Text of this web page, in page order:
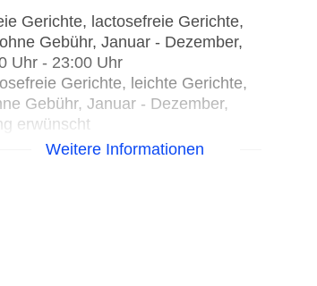
Gerichte, lactosefreie Gerichte,
Gebühr, Januar - Dezember,
Uhr - 23:00 Uhr
Gerichte, leichte Gerichte,
Gebühr, Januar - Dezember,
erwünscht
lactosefreie Gerichte,
Weitere Informationen